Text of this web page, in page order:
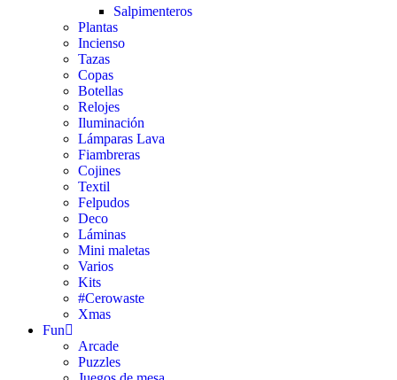
Salpimenteros
Plantas
Incienso
Tazas
Copas
Botellas
Relojes
Iluminación
Lámparas Lava
Fiambreras
Cojines
Textil
Felpudos
Deco
Láminas
Mini maletas
Varios
Kits
#Cerowaste
Xmas
Fun
Arcade
Puzzles